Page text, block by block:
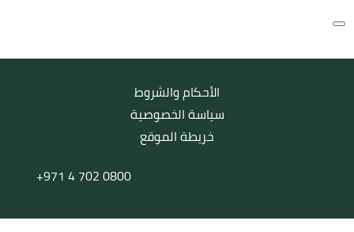
الأحكام والشروط
سياسة الخصوصية
خريطة الموقع
+971 4 702 0800